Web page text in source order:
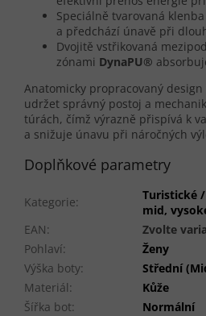
Speciálně tvarovaná
a předchází únavě při
Dvojitě vstřikovaná
zónami DynaPU®
Anatomicky propracovaný
udržet správný postoj a
túrách, čímž výrazně přispívá k
a snižuje únavu při náročných
Doplňkové parametry
Kategorie:
Turistické
mid,
EAN:
Zvolte
Pohlaví:
Ženy
Výška boty:
Střední
Materiál:
Kůže
Šířka bot:
Normální